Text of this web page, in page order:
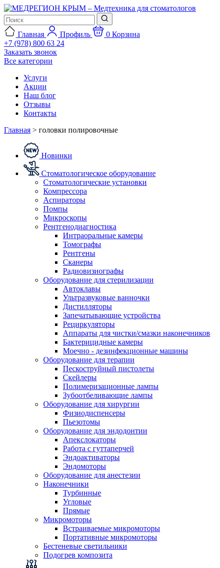
Главная Профиль 0 Корзина
+7 (978) 800 63 24
Заказать звонок
Все категории
Услуги
Акции
Наш блог
Отзывы
Контакты
Главная > головки полировочные
Новинки
Стоматологическое оборудование
Стоматологические установки
Компрессора
Аспираторы
Помпы
Микроскопы
Рентгенодиагностика
Интраоральные камеры
Томографы
Рентгены
Сканеры
Радиовизиографы
Оборудование для стерилизации
Автоклавы
Ультразвуковые ванночки
Дистилляторы
Запечатывающие устройства
Рециркуляторы
Аппараты для чистки/смазки наконечников
Бактерицидные камеры
Моечно - дезинфекционные машины
Оборудование для терапии
Пескоструйный пистолеты
Скейлеры
Полимеризационные лампы
Зубоотбеливающие лампы
Оборудование для хирургии
Физиодиспенсеры
Пьезотомы
Оборудование для эндодонтии
Апекслокаторы
Работа с гуттаперчей
Эндоактиваторы
Эндомоторы
Оборудование для анестезии
Наконечники
Турбинные
Угловые
Прямые
Микромоторы
Встраиваемые микромоторы
Портативные микромоторы
Бестеневые светильники
Подогрев композита